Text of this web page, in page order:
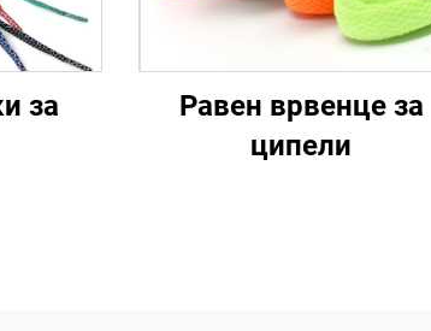
за
Равен врвенце за
ципели